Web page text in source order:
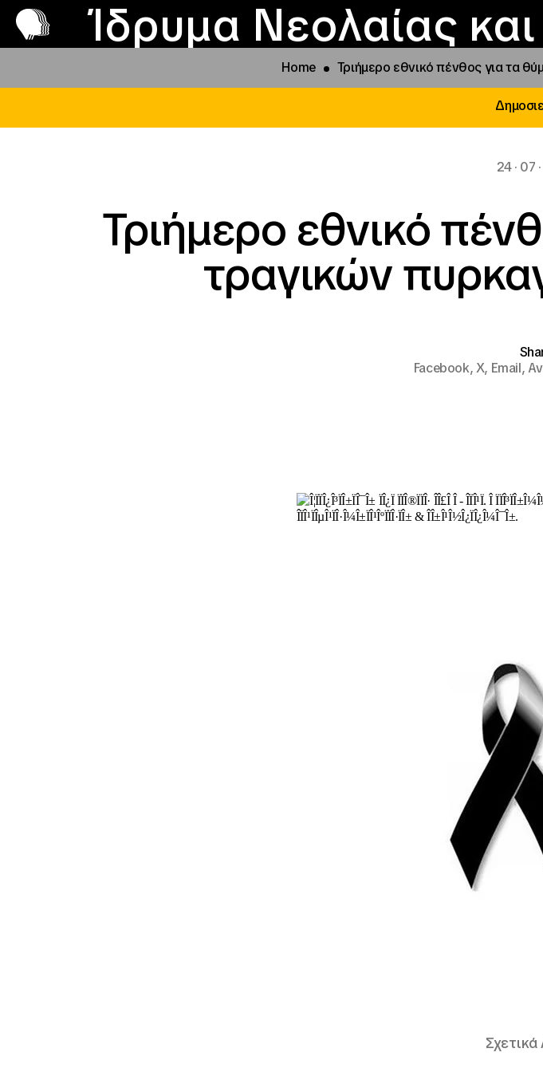
Ίδρυμα Νεολαίας
Το
Home Τριήμερο εθνικό πένθος για τα
24 · 07
Τριήμερο εθνικό
τραγικών
Facebook,X, Email,
Σχετικά